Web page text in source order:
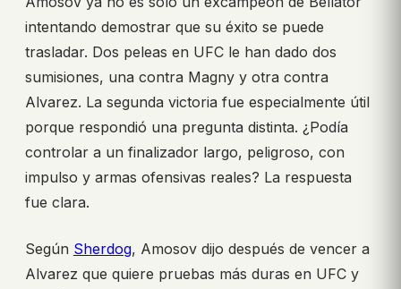
intentando demostrar que su éxito se puede
trasladar. Dos peleas en UFC le han dado dos
sumisiones, una contra Magny y otra contra
Alvarez. La segunda victoria fue especialmente útil
porque respondió una pregunta distinta. ¿Podía
controlar a un finalizador largo, peligroso, con
impulso y armas ofensivas reales? La respuesta
fue clara.
Según Sherdog, Amosov dijo después de vencer a
Alvarez que quiere pruebas más duras en UFC y